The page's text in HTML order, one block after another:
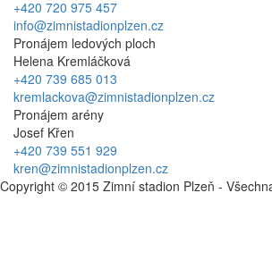
+420 720 975 457
info@zimnistadionplzen.cz
Pronájem ledových ploch
Helena Kremláčková
+420 739 685 013
kremlackova@zimnistadionplzen.cz
Pronájem arény
Josef Křen
+420 739 551 929
kren@zimnistadionplzen.cz
Copyright © 2015 Zimní stadion Plzeň -